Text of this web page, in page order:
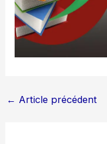
← Article précédent